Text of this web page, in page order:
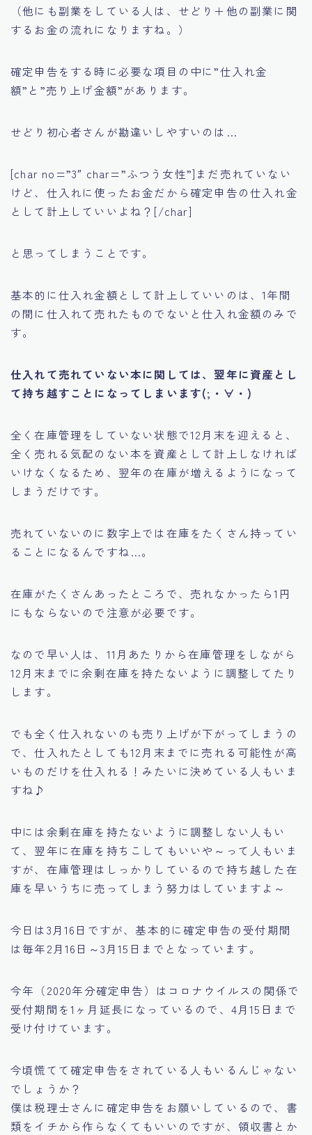
（他にも副業をしている人は、せどり＋他の副業に関
するお金の流れになりますね。）
確定申告をする時に必要な項目の中に”仕入れ金
額” と ”売り上げ金額”があります。
せどり初心者さんが勘違いしやすいのは…
[char no=”3″ char=”ふつう女性”]まだ売れていない
けど、仕入れに使ったお金だから確定申告の仕入れ金
として計上していいよね？[/char]
と思ってしまうことです。
基本的に仕入れ金額として計上していいのは、1年間
の間に仕入れて売れたものでないと仕入れ金額のみで
す。
仕入れて売れていない本に関しては、翌年に資産とし
て持ち越すことになってしまいます(;・∀・)
全く在庫管理をしていない状態で12月末を迎えると、
全く売れる気配のない本を資産として計上しなければ
いけなくなるため、翌年の在庫が増えるようになって
しまうだけです。
売れていないのに数字上では在庫をたくさん持ってい
ることになるんですね…。
在庫がたくさんあったところで、売れなかったら1円
にもならないので注意が必要です。
なので早い人は、11月あたりから在庫管理をしながら
12月末までに余剰在庫を持たないように調整してたり
します。
でも全く仕入れないのも売り上げが下がってしまうの
で、仕入れたとしても12月末までに売れる可能性が高
いものだけを仕入れる！みたいに決めている人もいま
すね♪
中には余剰在庫を持たないように調整しない人もい
て、翌年に在庫を持ちこしてもいいや～って人もいま
すが、在庫管理はしっかりしているので持ち越した在
庫を早いうちに売ってしまう努力はしていますよ～
今日は3月16日ですが、 基本的に確定申告の受付期間
は毎年2月16日～3月15日まで となっています。
今年（2020年分確定申告）はコロナウイルスの関係で
受付期間を1ヶ月延長になっているので、4月15日まで
受け付けています。
今頃慌てて確定申告をされている人もいるんじゃない
でしょうか？
僕は税理士さんに確定申告をお願いしているので、書
類をイチから作らなくてもいいのですが、領収書とか